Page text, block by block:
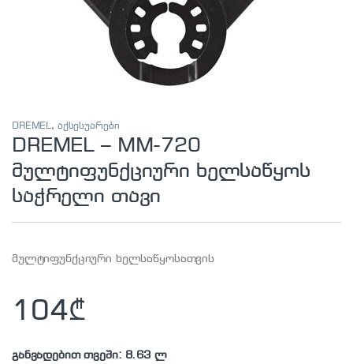
DREMEL, აქსესუარები
DREMEL – MM-720
მულტიფუნქციური ხელსაწყოს
საჭრელი თავი
მულტიფუნქციური ხელსაწყოსათვის
104₾
განვადებით თვეში: 8.63 ლ